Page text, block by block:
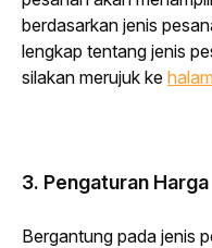
berdasarkan jenis
lengkap tentang jenis
silakan merujuk ke
3. Pengaturan Harga
Bergantung pada jenis